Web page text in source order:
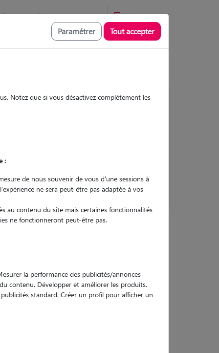
Favoris Devenir pet sitter Connexion
garanties
Paramétrer Tout accepter
Notez que si vous désactivez complètement les
:
de nous souvenir de vous d'une sessions à
ne sera peut-être pas adaptée à vos
au contenu du site mais certaines fonctionnalités
ne fonctionneront peut-être pas.
la performance des publicités/annonces
contenu. Développer et améliorer les produits.
standard. Créer un profil pour afficher un